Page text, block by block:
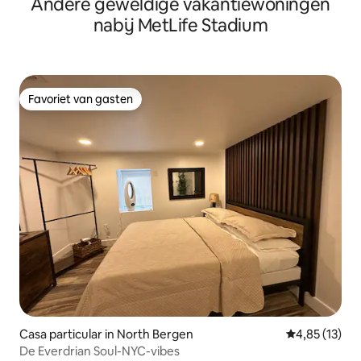
nabij MetLife Stadium
Favoriet van gasten
Favoriet van gasten
Casa particular in North Bergen Gemiddelde
4,85 (13)
De Everdrian Soul-NYC-vibes